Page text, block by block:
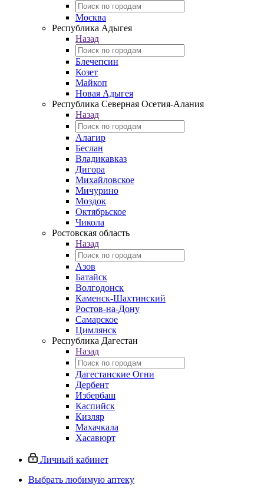
Москва
Республика Адыгея
Назад
Блечепсин
Козет
Майкоп
Новая Адыгея
Республика Северная Осетия-Алания
Назад
Алагир
Беслан
Владикавказ
Дигора
Михайловское
Мичурино
Моздок
Октябрьское
Чикола
Ростовская область
Назад
Азов
Батайск
Волгодонск
Каменск-Шахтинский
Ростов-на-Дону
Самарское
Цимлянск
Республика Дагестан
Назад
Дагестанские Огни
Дербент
Избербаш
Каспийск
Кизляр
Махачкала
Хасавюрт
Личный кабинет
Выбрать любимую аптеку